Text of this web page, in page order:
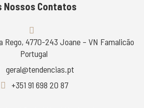
Nossos Contatos
Rego, 4770-243 Joane – VN Famalicão
Portugal
geral@tendencias.pt
+351 91 698 20 87